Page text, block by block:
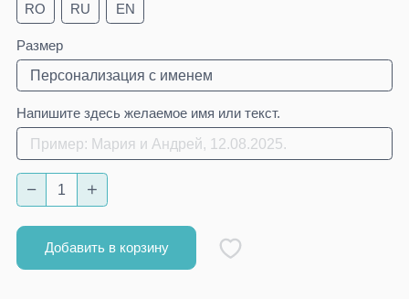
RO
RU EN
Размер
Напишите здесь желаемое имя или текст.
Добавить в корзину